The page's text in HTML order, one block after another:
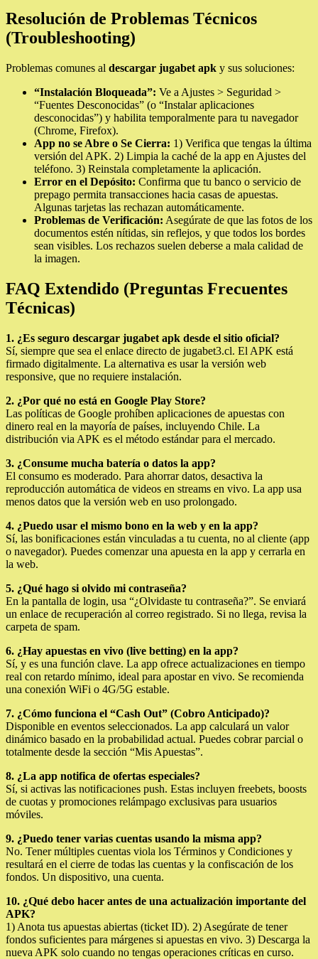
Resolución de Problemas Técnicos
(Troubleshooting)
Problemas comunes al descargar jugabet apk y sus soluciones:
“Instalación Bloqueada”: Ve a Ajustes > Seguridad >
“Fuentes Desconocidas” (o “Instalar aplicaciones
desconocidas”) y habilita temporalmente para tu navegador
(Chrome, Firefox).
App no se Abre o Se Cierra: 1) Verifica que tengas la última
versión del APK. 2) Limpia la caché de la app en Ajustes del
teléfono. 3) Reinstala completamente la aplicación.
Error en el Depósito: Confirma que tu banco o servicio de
prepago permita transacciones hacia casas de apuestas.
Algunas tarjetas las rechazan automáticamente.
Problemas de Verificación: Asegúrate de que las fotos de los
documentos estén nítidas, sin reflejos, y que todos los bordes
sean visibles. Los rechazos suelen deberse a mala calidad de
la imagen.
FAQ Extendido (Preguntas Frecuentes
Técnicas)
1. ¿Es seguro descargar jugabet apk desde el sitio oficial?
Sí, siempre que sea el enlace directo de jugabet3.cl. El APK está
firmado digitalmente. La alternativa es usar la versión web
responsive, que no requiere instalación.
2. ¿Por qué no está en Google Play Store?
Las políticas de Google prohíben aplicaciones de apuestas con
dinero real en la mayoría de países, incluyendo Chile. La
distribución via APK es el método estándar para el mercado.
3. ¿Consume mucha batería o datos la app?
El consumo es moderado. Para ahorrar datos, desactiva la
reproducción automática de videos en streams en vivo. La app usa
menos datos que la versión web en uso prolongado.
4. ¿Puedo usar el mismo bono en la web y en la app?
Sí, las bonificaciones están vinculadas a tu cuenta, no al cliente (app
o navegador). Puedes comenzar una apuesta en la app y cerrarla en
la web.
5. ¿Qué hago si olvido mi contraseña?
En la pantalla de login, usa “¿Olvidaste tu contraseña?”. Se enviará
un enlace de recuperación al correo registrado. Si no llega, revisa la
carpeta de spam.
6. ¿Hay apuestas en vivo (live betting) en la app?
Sí, y es una función clave. La app ofrece actualizaciones en tiempo
real con retardo mínimo, ideal para apostar en vivo. Se recomienda
una conexión WiFi o 4G/5G estable.
7. ¿Cómo funciona el “Cash Out” (Cobro Anticipado)?
Disponible en eventos seleccionados. La app calculará un valor
dinámico basado en la probabilidad actual. Puedes cobrar parcial o
totalmente desde la sección “Mis Apuestas”.
8. ¿La app notifica de ofertas especiales?
Sí, si activas las notificaciones push. Estas incluyen freebets, boosts
de cuotas y promociones relámpago exclusivas para usuarios
móviles.
9. ¿Puedo tener varias cuentas usando la misma app?
No. Tener múltiples cuentas viola los Términos y Condiciones y
resultará en el cierre de todas las cuentas y la confiscación de los
fondos. Un dispositivo, una cuenta.
10. ¿Qué debo hacer antes de una actualización importante del
APK?
1) Anota tus apuestas abiertas (ticket ID). 2) Asegúrate de tener
fondos suficientes para márgenes si apuestas en vivo. 3) Descarga la
nueva APK solo cuando no tengas operaciones críticas en curso.